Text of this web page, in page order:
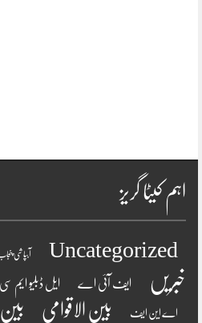
اہم کیٹا گریز
Uncategorized آبپاشی
خبریں
ایف آئی اے ایل ڈبلیو ایم سی
اے این ایف بین الاقوامی بین